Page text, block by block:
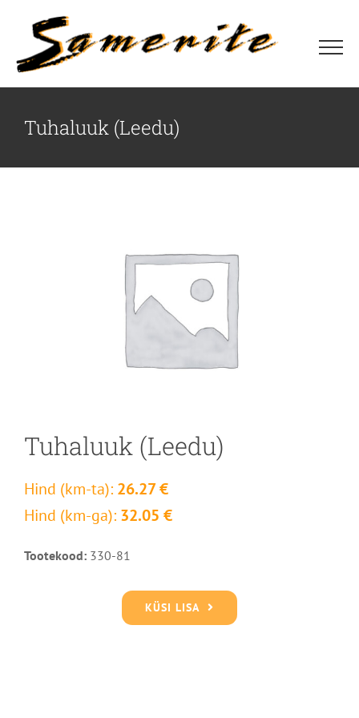
content
Tuhaluuk (Leedu)
Tuhaluuk (Leedu)
Hind (km-ta): 26.27 €
Hind (km-ga): 32.05 €
Tootekood: 330-81
KÜSI LISA